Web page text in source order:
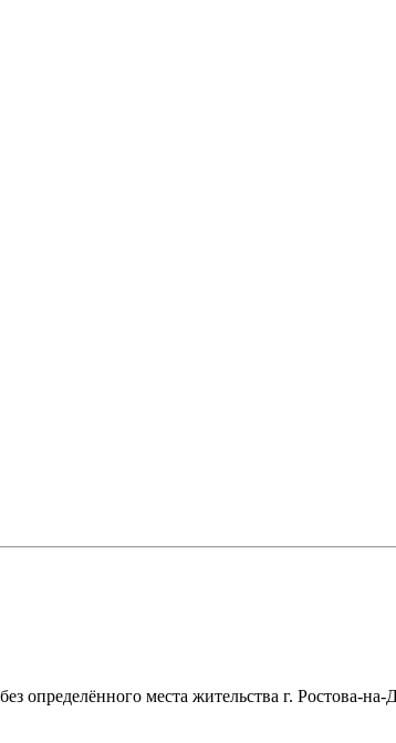
места жительства г. Ростова-на-